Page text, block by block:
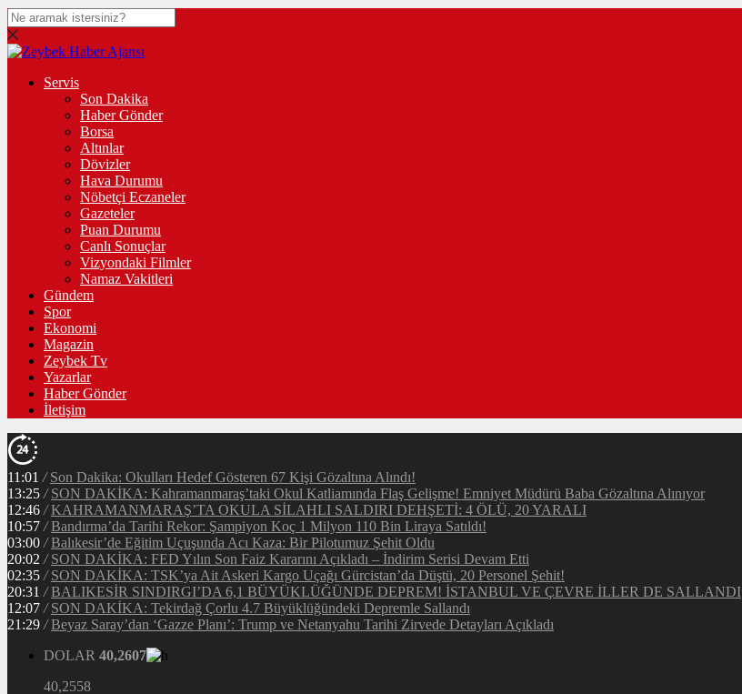
Servis
Son Dakika
Haber Gönder
Borsa
Altınlar
Dövizler
Hava Durumu
Nöbetçi Eczaneler
Gazeteler
Puan Durumu
Canlı Sonuçlar
Vizyondaki Filmler
Namaz Vakitleri
Gündem
Spor
Ekonomi
Magazin
Zeybek Tv
Yazarlar
Haber Gönder
İletişim
11:01 / Son Dakika: Okulları Hedef Gösteren 67 Kişi Gözaltına Alındı!
13:25 / SON DAKİKA: Kahramanmaraş’taki Okul Katliamında Flaş Gelişme! Emniyet Müdürü Baba Gözaltına Alınıyor
12:46 / KAHRAMANMARAŞ’TA OKULA SİLAHLI SALDIRI DEHŞETİ: 4 ÖLÜ, 20 YARALI
10:57 / Bandırma’da Tarihi Rekor: Şampiyon Koç 1 Milyon 110 Bin Liraya Satıldı!
03:00 / Balıkesir’de Eğitim Uçuşunda Acı Kaza: Bir Pilotumuz Şehit Oldu
20:02 / SON DAKİKA: FED Yılın Son Faiz Kararını Açıkladı – İndirim Serisi Devam Etti
02:35 / SON DAKİKA: TSK’ya Ait Askeri Kargo Uçağı Gürcistan’da Düştü, 20 Personel Şehit!
20:31 / BALIKESİR SINDIRGI’DA 6,1 BÜYÜKLÜĞÜNDE DEPREM! İSTANBUL VE ÇEVRE İLLER DE SALLANDI
12:07 / SON DAKİKA: Tekirdağ Çorlu 4.7 Büyüklüğündeki Depremle Sallandı
21:29 / Beyaz Saray’dan ‘Gazze Planı’: Trump ve Netanyahu Tarihi Zirvede Detayları Açıkladı
DOLAR 40,2607
40,2558